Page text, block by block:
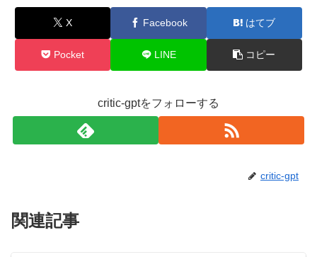
X Facebook はてブ
Pocket LINE コピー
critic-gptをフォローする
critic-gpt
関連記事